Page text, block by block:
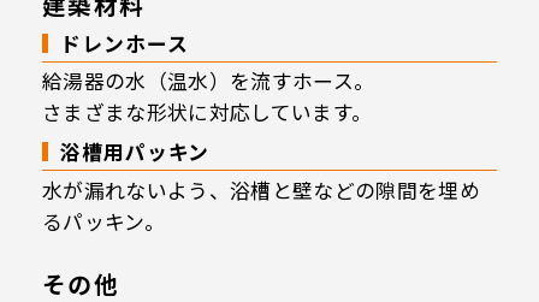
ドレンホース
給湯器の水（温水）を流すホース。
さまざまな形状に対応しています。
浴槽用パッキン
水が漏れないよう、浴槽と壁などの隙間を埋め
るパッキン。
その他